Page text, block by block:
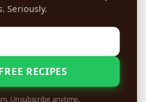
Seriously.
RECIPES
Unsubscribe anytime.